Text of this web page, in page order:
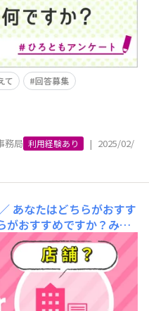
て
回答募集
務局 利用経験あり | 2025/02/
あなたはどちらがおすす
がおすすめですか？みな
みなさ
みましたか？ 今やわた
、 そのスマホを最大限
・プランを見つけること
込